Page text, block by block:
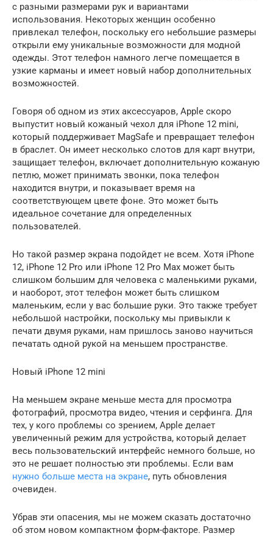
с разными размерами рук и вариантами
использования. Некоторых женщин особенно
привлекал телефон, поскольку его небольшие размеры
открыли ему уникальные возможности для модной
одежды. Этот телефон намного легче помещается в
узкие карманы и имеет новый набор дополнительных
возможностей.
Говоря об одном из этих аксессуаров, Apple скоро
выпустит новый кожаный чехол для iPhone 12 mini,
который поддерживает MagSafe и превращает телефон
в браслет. Он имеет несколько слотов для карт внутри,
защищает телефон, включает дополнительную кожаную
петлю, может принимать звонки, пока телефон
находится внутри, и показывает время на
соответствующем цвете фоне. Это может быть
идеальное сочетание для определенных
пользователей.
Но такой размер экрана подойдет не всем. Хотя iPhone
12, iPhone 12 Pro или iPhone 12 Pro Max может быть
слишком большим для человека с маленькими руками,
и наоборот, этот телефон может быть слишком
маленьким, если у вас большие руки. Это также требует
небольшой настройки, поскольку мы привыкли к
печати двумя руками, нам пришлось заново научиться
печатать одной рукой на меньшем пространстве.
Новый iPhone 12 mini
На меньшем экране меньше места для просмотра
фотографий, просмотра видео, чтения и серфинга. Для
тех, у кого проблемы со зрением, Apple делает
увеличенный режим для устройства, который делает
весь пользовательский интерфейс немного больше, но
это не решает полностью эти проблемы. Если вам
нужно больше места на экране, путь обновления
очевиден.
Убрав эти опасения, мы не можем сказать достаточно
об этом новом компактном форм-факторе. Размер